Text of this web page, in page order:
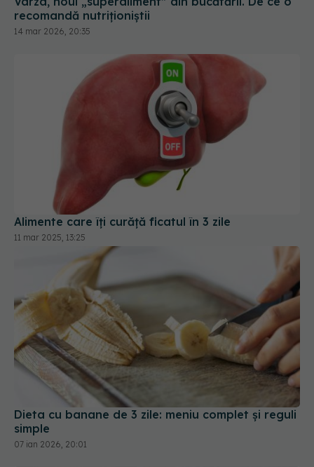
recomandă nutriționiștii
14 mar 2026, 20:35
Alimente care îți curăță ficatul în 3 zile
11 mar 2025, 13:25
Dieta cu banane de 3 zile: meniu complet și reguli
simple
07 ian 2026, 20:01